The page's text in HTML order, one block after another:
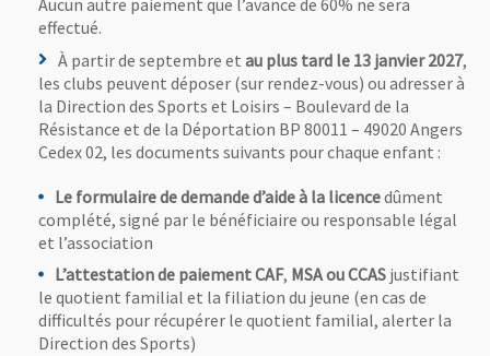
effectué.
À partir de septembre et au plus tard le 13 janvier 2027,
les clubs peuvent déposer (sur rendez-vous) ou adresser à
la Direction des Sports et Loisirs – Boulevard de la
Résistance et de la Déportation BP 80011 – 49020 Angers
Cedex 02, les documents suivants pour chaque enfant :
Le formulaire de demande d’aide à la licencedûment
complété, signé par le bénéficiaire ou responsable légal
et l’association
L’attestation de paiement CAF, MSA ou CCAS justifiant
le quotient familial et la filiation du jeune (en cas de
difficultés pour récupérer le quotient familial, alerter la
Direction des Sports)